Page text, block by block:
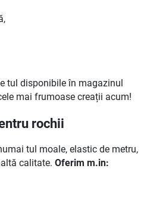
tul disponibile în magazinul
mai frumoase creații acum!
rochii
tul moale, elastic de metru,
calitate. Oferim m.in: